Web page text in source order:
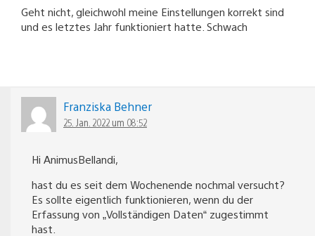
Geht nicht, gleichwohl meine Einstellungen korrekt sind
und es letztes Jahr funktioniert hatte. Schwach
Franziska Behner
25. Jan. 2022 um 08:52
Hi AnimusBellandi,
hast du es seit dem Wochenende nochmal versucht?
Es sollte eigentlich funktionieren, wenn du der
Erfassung von „Vollständigen Daten“ zugestimmt
hast.